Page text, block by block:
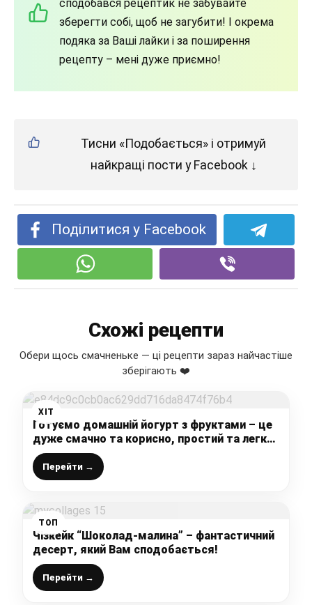
сподобався рецептик не забувайте
зберегти собі, щоб не загубити! І окрема
подяка за Ваші лайки і за поширення
рецепту – мені дуже приємно!
Тисни «Подобається» і отримуй
найкращі пости у Facebook ↓
Поділитися у Facebook
Схожі рецепти
Обери щось смачненьке — ці рецепти зараз найчастіше
зберігають ❤️
ХІТ
Готуємо домашній йогурт з фруктами – це
дуже смачно та корисно, простий та легкий
рецепт
Перейти →
ТОП
Чізкейк “Шоколад-малина” – фантастичний
десерт, який Вам сподобається!
Перейти →